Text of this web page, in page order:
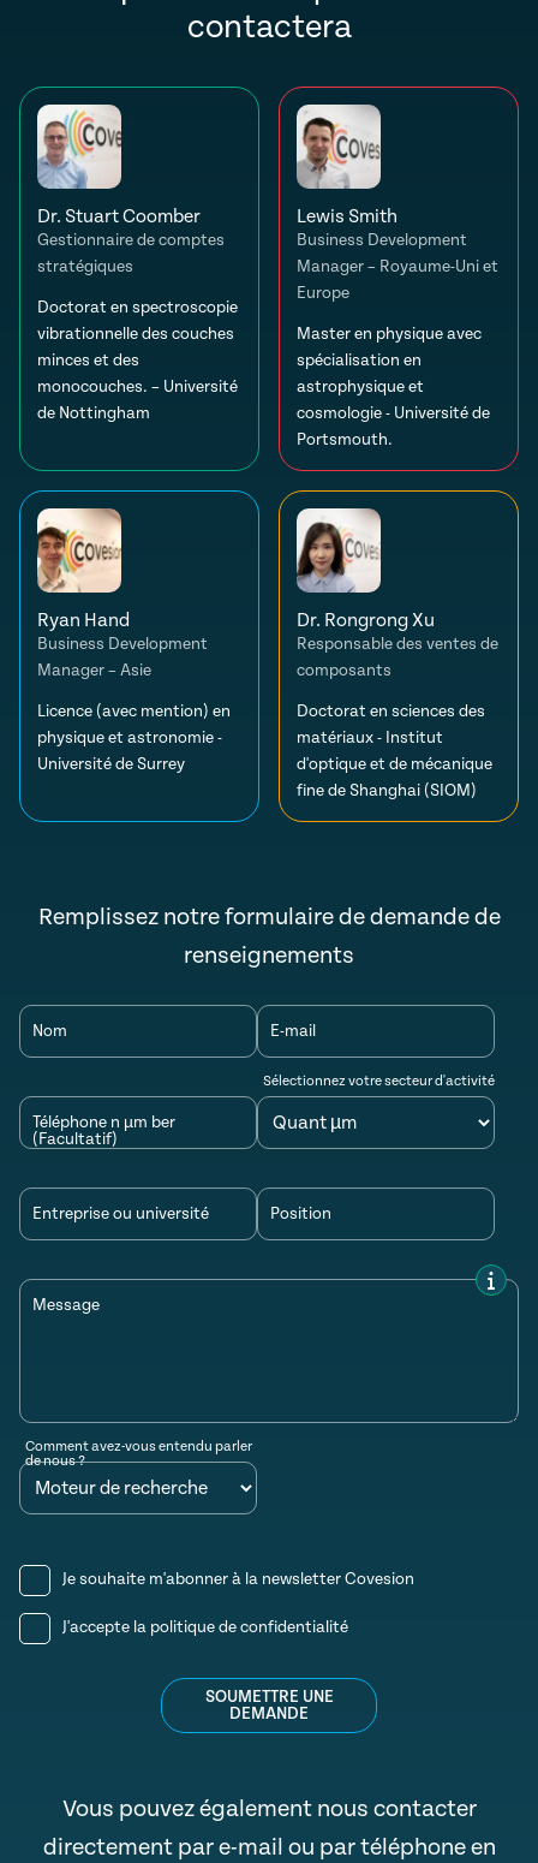
contactera
Dr. Stuart Coomber
Gestionnaire de comptes
stratégiques
Doctorat en spectroscopie
vibrationnelle des couches
minces et des
monocouches. – Université
de Nottingham
Lewis Smith
Business Development
Manager – Royaume-Uni et
Europe
Master en physique avec
spécialisation en
astrophysique et
cosmologie - Université de
Portsmouth.
Ryan Hand
Business Development
Manager – Asie
Licence (avec mention) en
physique et astronomie -
Université de Surrey
Dr. Rongrong Xu
Responsable des ventes de
composants
Doctorat en sciences des
matériaux - Institut
d'optique et de mécanique
fine de Shanghai (SIOM)
Remplissez notre formulaire de demande de
renseignements
Nom E-mail
Téléphone n µm ber
(Facultatif)
Sélectionnez votre secteur d'activité
Entreprise ou université Position
Message
Comment avez-vous entendu parler
de nous ?
Je souhaite m'abonner à la newsletter Covesion
J'accepte la politique de confidentialité
SOUMETTRE UNE
DEMANDE
Vous pouvez également nous contacter
directement par e-mail ou par téléphone en